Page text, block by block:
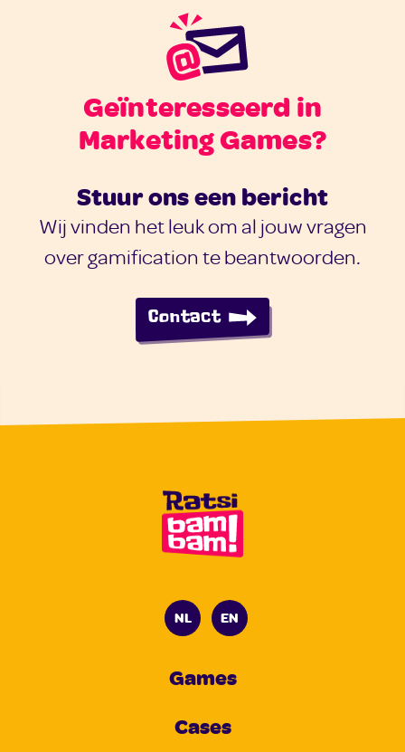
Geïnteresseerd in
Marketing Games?
Stuur ons een bericht
Wij vinden het leuk om al jouw vragen
over gamification te beantwoorden.
Contact
NL EN
Games
Cases